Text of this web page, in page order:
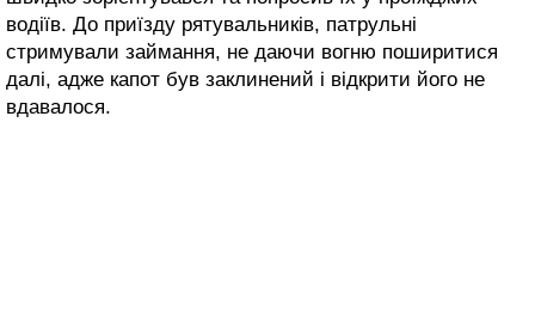
водіїв. До приїзду рятувальників, патрульні
стримували займання, не даючи вогню поширитися
далі, адже капот був заклинений і відкрити його не
вдавалося.